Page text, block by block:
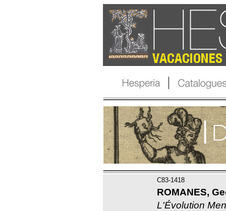
C83-1418
ROMANES,
L'Évolution